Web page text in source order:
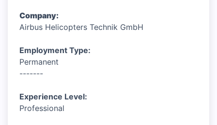
Company:
Airbus Helicopters Technik GmbH
Employment Type:
Permanent
-------
Experience Level:
Professional